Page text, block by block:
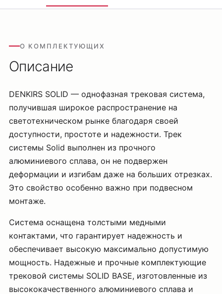
О КОМПЛЕКТУЮЩИХ
Описание
DENKIRS SOLID — однофазная трековая система,
получившая широкое распространение на
светотехническом рынке благодаря своей
доступности, простоте и надежности. Трек
системы Solid выполнен из прочного
алюминиевого сплава, он не подвержен
деформации и изгибам даже на больших отрезках.
Это свойство особенно важно при подвесном
монтаже.
Система оснащена толстыми медными
контактами, что гарантирует надежность и
обеспечивает высокую максимально допустимую
мощность. Надежные и прочные комплектующие
трековой системы SOLID BASE, изготовленные из
высококачественного алюминиевого сплава и